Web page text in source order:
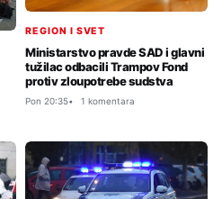
REGION I SVET
Ministarstvo pravde SAD i glavni
tužilac odbacili Trampov Fond
protiv zloupotrebe sudstva
Pon 20:35 1 komentara